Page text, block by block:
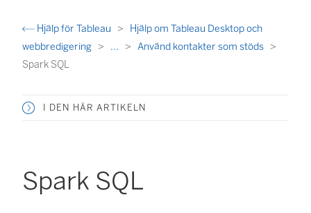
Hjälp för Tableau
Hjälp om Tableau Desktop och
webbredigering
...
Använd kontakter som stöds
Spark SQL
I DEN HÄR ARTIKELN
Spark SQL